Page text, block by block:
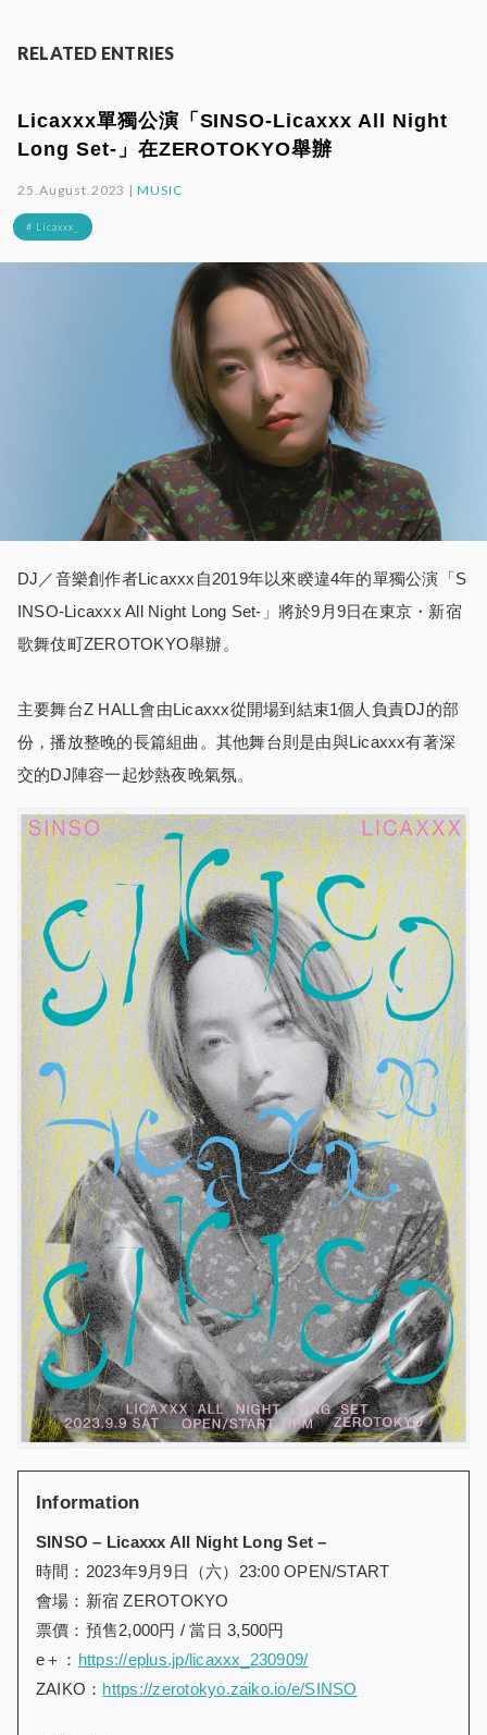
RELATED ENTRIES
Licaxxx單獨公演「SINSO-Licaxxx All Night
Long Set-」在ZEROTOKYO舉辦
25.August.2023 |MUSIC
# Licaxxx_
DJ／音樂創作者Licaxxx自2019年以來睽違4年的單獨公演「S
INSO-Licaxxx All Night Long Set-」將於9月9日在東京・新宿
歌舞伎町ZEROTOKYO舉辦。
主要舞台Z HALL會由Licaxxx從開場到結束1個人負責DJ的部
份，播放整晚的長篇組曲。其他舞台則是由與Licaxxx有著深
交的DJ陣容一起炒熱夜晚氣氛。
Information
SINSO – Licaxxx All Night Long Set –
時間：2023年9月9日（六）23:00 OPEN/START
會場：新宿 ZEROTOKYO
票價：預售2,000円 / 當日 3,500円
e＋： https://eplus.jp/licaxxx_230909/
ZAIKO： https://zerotokyo.zaiko.io/e/SINSO